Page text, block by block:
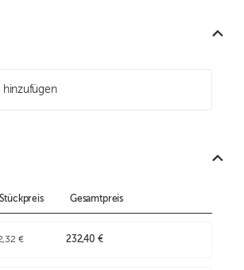
hinzufügen
Stückpreis Gesamtpreis
€ 232,40 €